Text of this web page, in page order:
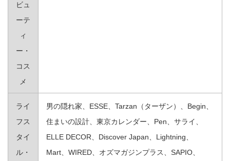
ビュ
ーテ
ィ
ー・
コス
メ
ライ
フス
タイ
ル・
男の隠れ家、ESSE、Tarzan（ターザン）、Begin、
住まいの設計、東京カレンダー、Pen、サライ、
ELLE DECOR、Discover Japan、Lightning、
Mart、WIRED、オズマガジンプラス、SAPIO、